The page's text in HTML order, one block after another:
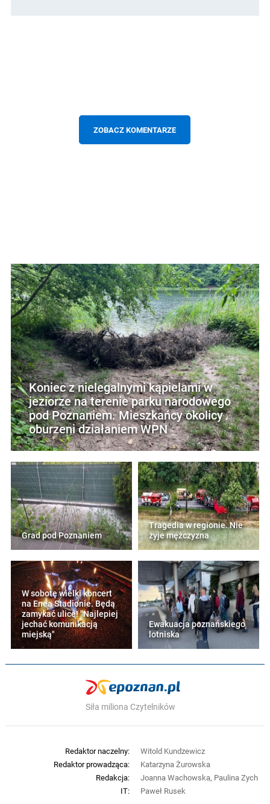
ZOBACZ KOMENTARZE
Koniec z nielegalnymi kąpielami w
jeziorze na terenie parku narodowego
pod Poznaniem. Mieszkańcy okolicy
oburzeni działaniem WPN
Grad pod Poznaniem
Tragedia w regionie. Nie
żyje mężczyzna
W sobotę wielki koncert
na Enea Stadionie. Będą
zamykać ulice! "Najlepiej
jechać komunikacją
miejską"
Ewakuacja poznańskiego
lotniska
Siła miliona Czytelników
Redaktor naczelny:
Witold Kundzewicz
Redaktor prowadząca:
Katarzyna Żurowska
Redakcja:
Joanna Wachowska, Paulina Zych
IT:
Paweł Rusek